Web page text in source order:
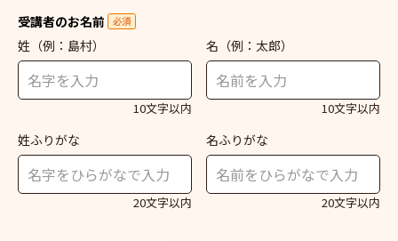
受講者のお名前 必須
姓 （例：島村）
10文字以内
名 （例：太郎）
10文字以内
姓ふりがな
20文字以内
名ふりがな
20文字以内